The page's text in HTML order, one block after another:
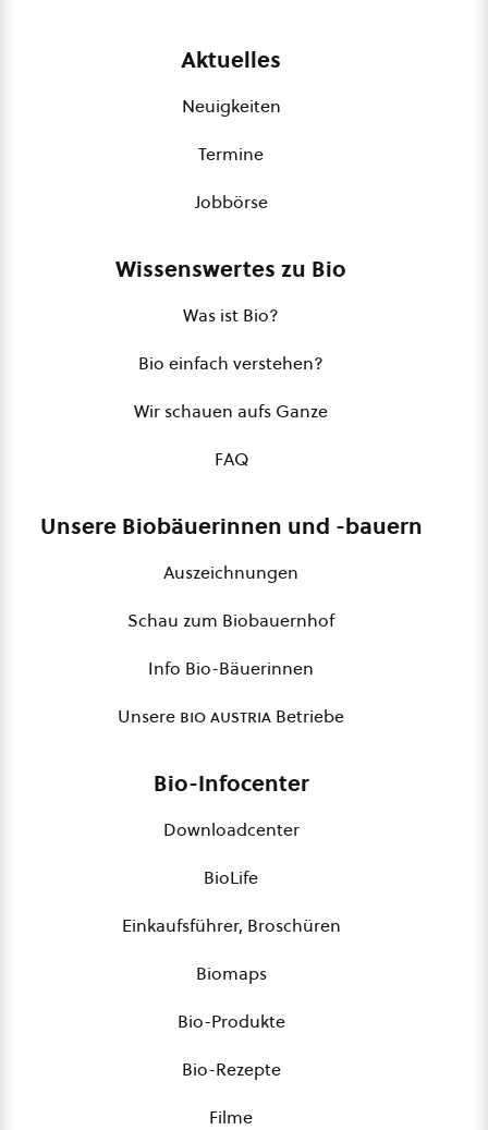
Aktuelles
Neuigkeiten
Termine
Jobbörse
Wissenswertes zu Bio
Was ist Bio?
Bio einfach verstehen?
Wir schauen aufs Ganze
FAQ
Unsere Biobäuerinnen und -bauern
Auszeichnungen
Schau zum Biobauernhof
Info Bio-Bäuerinnen
Unsere bio austria Betriebe
Bio-Infocenter
Downloadcenter
BioLife
Einkaufsführer, Broschüren
Biomaps
Bio-Produkte
Bio-Rezepte
Filme